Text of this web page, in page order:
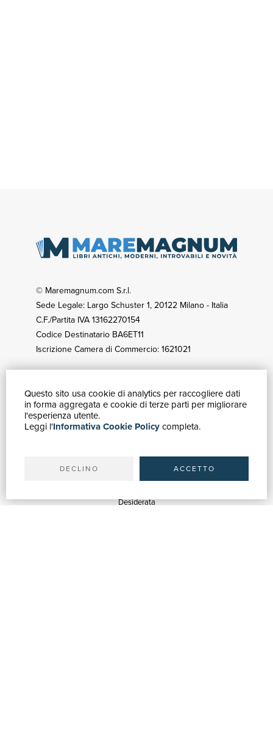
Questo sito usa cookie di analytics per raccogliere dati
in forma aggregata e cookie di terze parti per migliorare
l'esperienza utente.
Leggi l'Informativa Cookie Policycompleta.
DECLINO ACCETTO
© Maremagnum.com S.r.l.
Sede Legale: Largo Schuster 1, 20122 Milano - Italia
C.F./Partita IVA 13162270154
Codice Destinatario BA6ET11
Iscrizione Camera di Commercio: 1621021
GUIDA ACQUISTI
Catalogo
Ricerca avanzata
Spedizioni
Desiderata